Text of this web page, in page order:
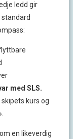
ledd gir
med SLS.
kurs og
en likeverdig